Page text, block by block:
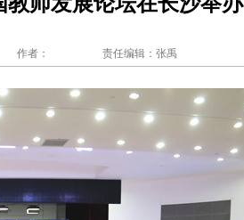
者： 责任编辑：张禹